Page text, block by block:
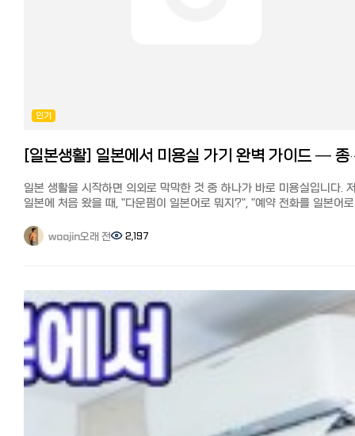
계정에 등록된 국가는 다른 국가로 이동하지 않는 한 변경할 수 없습니
확인해 주세요. 정리하면, 한국과 일본에서 넷플릭스 라인업이 다른 가장
큰 이유는 작품별·국가별로 제공 권한(라이선스)이 다르기 때문입니다.
1. 배포 권한이 국가별로 판매되기 때문에 영화사와 방송사는 작품의
배급권을 국가별로 판매하는 것이 일반적입니다. 예를 들어, 일본의 한
있다면, 넷플릭스 일본에서는 제공할 수 없습니다. 반면 한국에서는 그
애니메이션, 일본 드라마, 국내 영화 라인업이 풍부합니다.
3. 타사와의 독점 계약 일본에서는 한국 드라마가 넷플릭스 외의 서비스
(U‑NEXT, Disney+, Lemino 등)에서 독점 스트리밍되는 경우가 있습
그 결과, 일본판 넷플릭스에는 없던 작품이 탄생합니다.
한일 넷플릭스의 특징과 한국 드라마 작품수
같은 날의 일본판 넷플릭스홈 화면 같은 날의 한국판 넷플릭스홈 화면
같은 날의 일본판과 한국판 넷플릭스홈 화면을 보면 표시되는 라인업도
당연히 오늘의 TOP10도 다릅니다. 위에서 설명한 대로, 한국판
넷플릭스는 한국 드라마와 한국 영화 등 스트리밍 수가 일본판보다
인기
[일본생활] 일본에서 미용실
일본 생활을 시작하면 의외로 막막한 것 중 하나가 바로 미용실입니다.
일본에 처음 왔을 때, "다운펌이 일본어로 뭐지?", "예약 전화를 일본어로
들어갈 때까지 참았던 경험이 있습니다. 그런데 알고 보면 일본 미용실도
종류와 예약 방법만 익혀두면 생각보다 어렵지 않습니다. 오늘은 일본에
전국에 지점을 둔 프랜차이즈형 미용실입니다. 가격·서비스가 일정하고
예약 시스템이 잘 되어 있어 초보자에게 무난합니다. 다만 지점·디자이
따라 실력 편차가 있습니다. 2. 개인 (프라이빗)
디자이너 개인이 운영하는 소규모 . 섬세한 시술과 트렌디한 스타일이
강점이라 일본 감성·트렌드 컷을 원하면 추천. 단, 인기 디자이너는 예약
빡빡합니다. 3. 한국계·한국식 미용실
신오쿠보(도쿄), 츠루하시(오사카) 등 한인타운 중심으로 분포.한국어가
통하고 한국식 펌·컷이 가능해 가장 마음 편한 선택지입니다. 다만 지역·
1,000~1,500엔대로 커트만 빠르게. 펌·염색은 안 되지만 앞머리·간단
woojin오래 전 2,197